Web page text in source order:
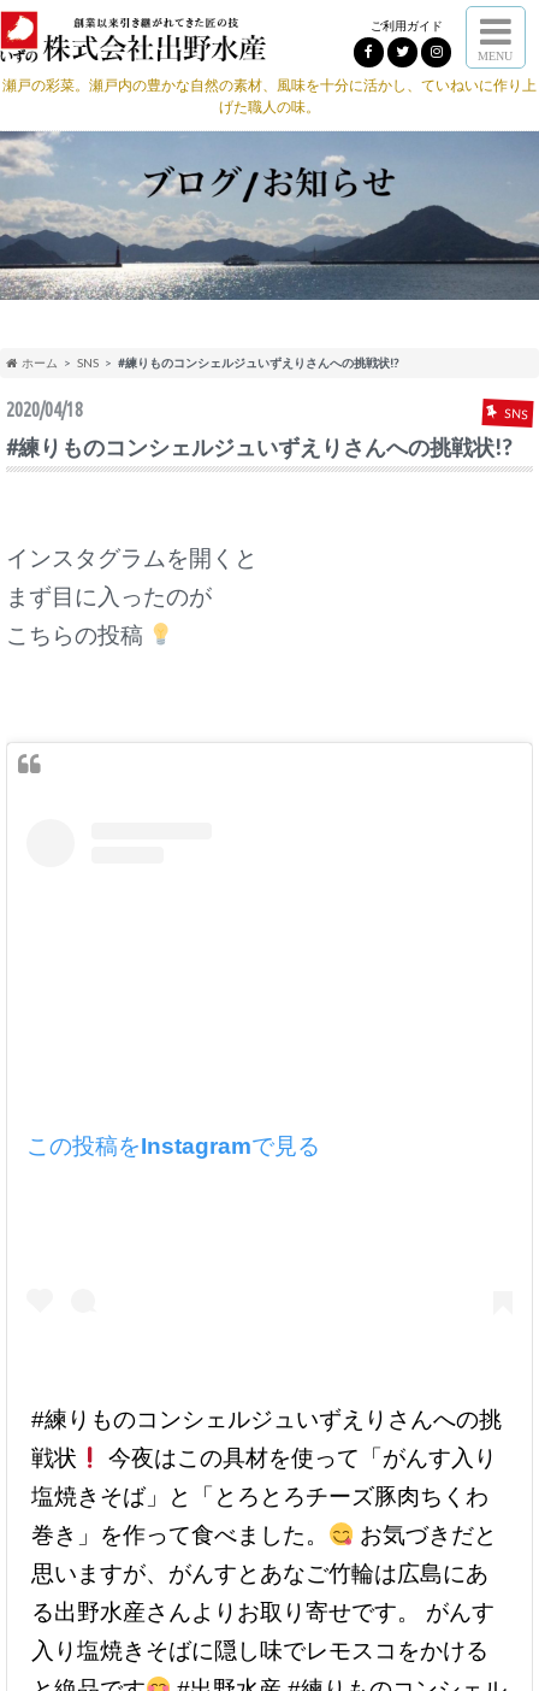
ご利用ガイド
MENU
瀬戸の彩菜。瀬戸内の豊かな自然の素材、風味を十分に活かし、ていねいに作り上
げた職人の味。
ホーム SNS #練りものコンシェルジュいずえりさんへの挑戦状!?
2020/04/18 SNS
#練りものコンシェルジュいずえりさんへの挑戦状!?
インスタグラムを開くと
まず目に入ったのが
こちらの投稿
この投稿をInstagramで見る
#練りものコンシェルジュいずえりさんへの挑
戦状
今夜はこの具材を使って「がんす入り
塩焼きそば」と「とろとろチーズ豚肉ちくわ
巻き」を作って食べました。
お気づきだと
思いますが、がんすとあなご竹輪は広島にあ
る出野水産さんよりお取り寄せです。 がんす
入り塩焼きそばに隠し味でレモスコをかける